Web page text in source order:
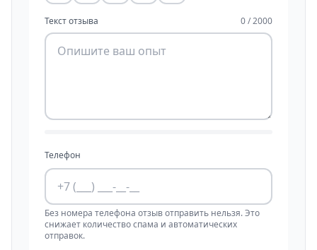
Текст отзыва 0 / 2000
Телефон
Без номера телефона отзыв отправить нельзя. Это
снижает количество спама и автоматических
отправок.